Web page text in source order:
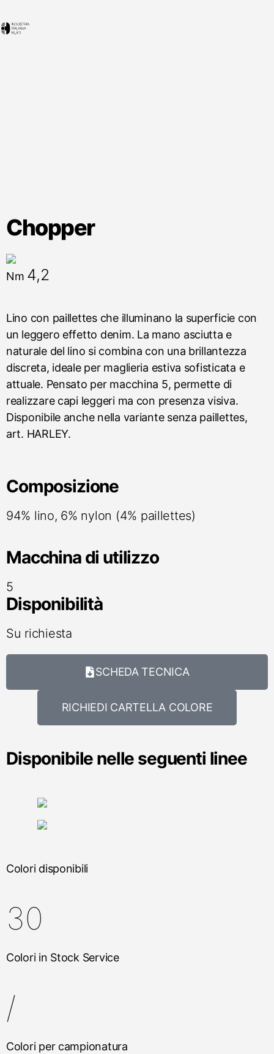
Chopper
Nm 4,2
Lino con paillettes che illuminano la superficie con
un leggero effetto denim. La mano asciutta e
naturale del lino si combina con una brillantezza
discreta, ideale per maglieria estiva sofisticata e
attuale. Pensato per macchina 5, permette di
realizzare capi leggeri ma con presenza visiva.
Disponibile anche nella variante senza paillettes,
art. HARLEY.
Composizione
94% lino, 6% nylon (4% paillettes)
Macchina di utilizzo
5
Disponibilità
Su richiesta
SCHEDA TECNICA
RICHIEDI CARTELLA COLORE
Disponibile nelle seguenti linee
Colori disponibili
30
Colori in Stock Service
/
Colori per campionatura